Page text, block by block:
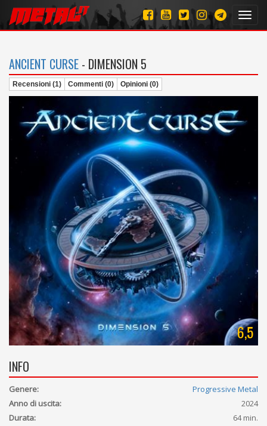
ANCIENT CURSE - DIMENSION 5
Recensioni (1) Commenti (0) Opinioni (0)
6,5
INFO
Genere:
Progressive Metal
Anno di uscita:
2024
Durata:
64 min.